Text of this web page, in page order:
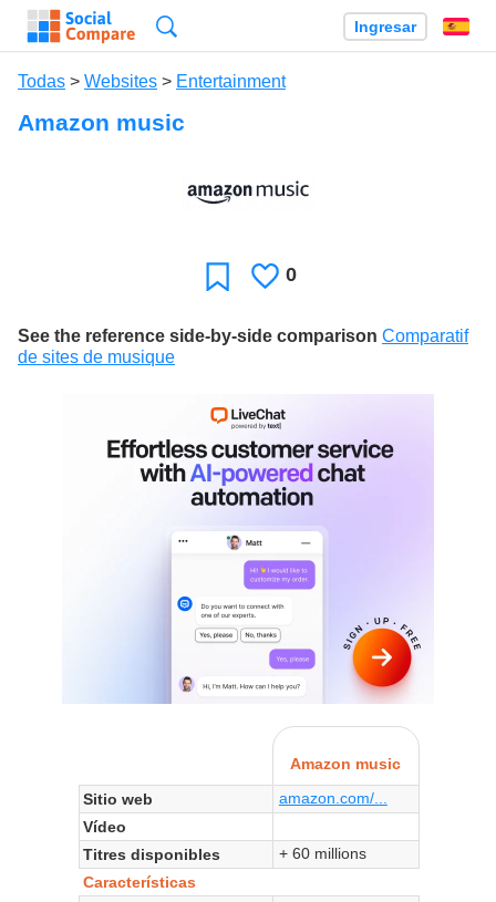
Ingresar
Todas > Websites > Entertainment
Amazon music
Favoritos
Le
0
See the reference side-by-side comparison Comparatif
de sites de musique
Amazon music
Sitio web
amazon.com/...
Vídeo
Titres disponibles
+ 60 millions
Características